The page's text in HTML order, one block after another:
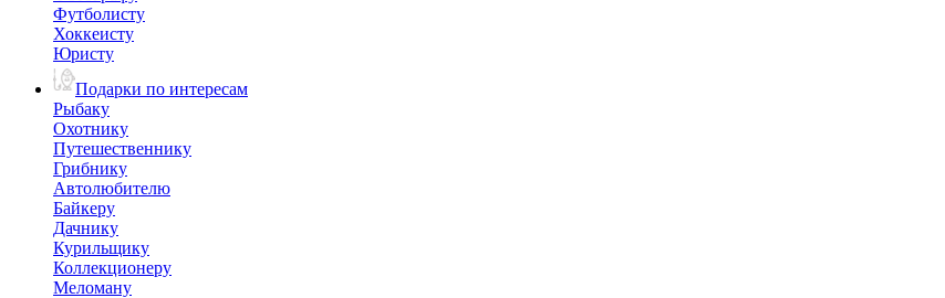
Футболисту
Хоккеисту
Юристу
Подарки по интересам
Рыбаку
Охотнику
Путешественнику
Грибнику
Автолюбителю
Байкеру
Дачнику
Курильщику
Коллекционеру
Меломану